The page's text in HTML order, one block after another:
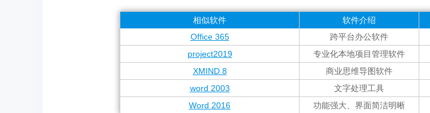
相似软件 软件介绍
Office 365
跨平台办公软件
project2019
专业化本地项目管理软件
XMIND 8
商业思维导图软件
word 2003
文字处理工具
Word 2016
功能强大、界面简洁明晰